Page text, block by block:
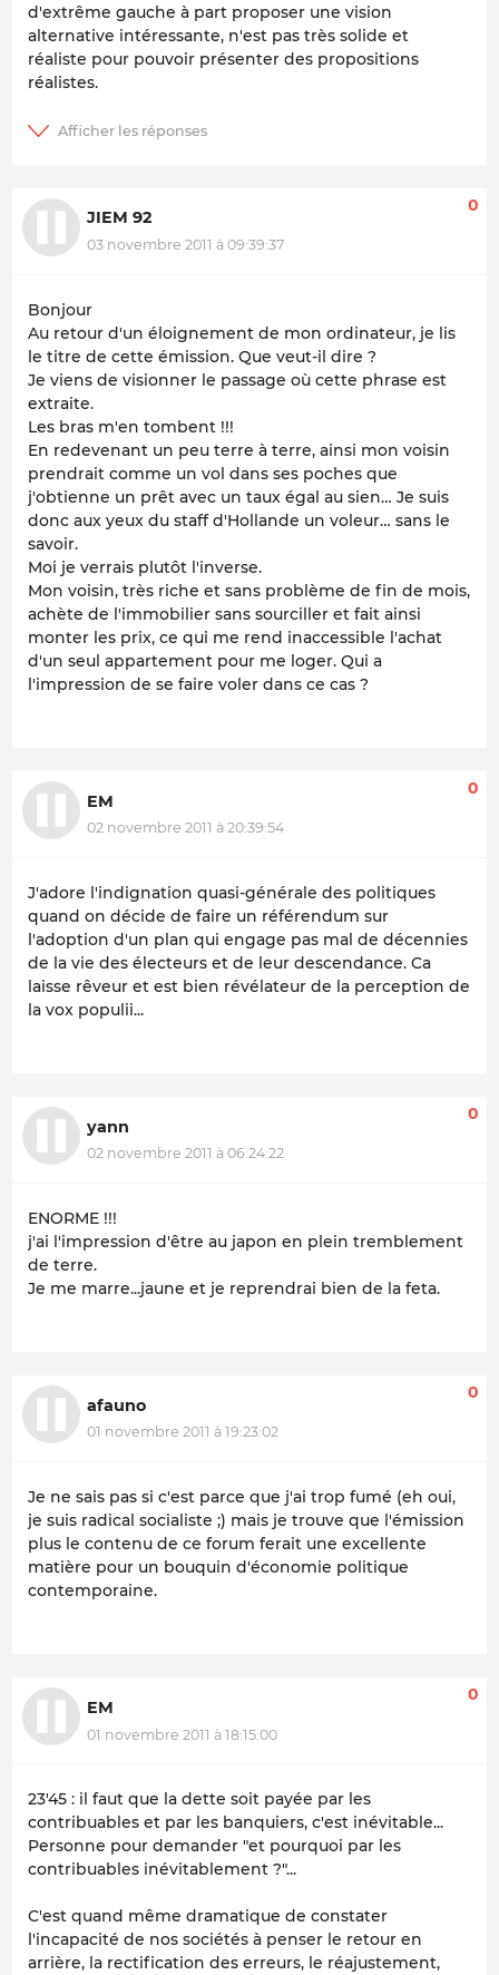
d'extrême gauche à part proposer une vision
alternative intéressante, n'est pas très solide et
réaliste pour pouvoir présenter des propositions
réalistes.
JIEM 92
03 novembre 2011 à 09:39:37
0
Bonjour
Au retour d'un éloignement de mon ordinateur, je lis
le titre de cette émission. Que veut-il dire ?
Je viens de visionner le passage où cette phrase est
extraite.
Les bras m'en tombent !!!
En redevenant un peu terre à terre, ainsi mon voisin
prendrait comme un vol dans ses poches que
j'obtienne un prêt avec un taux égal au sien… Je suis
donc aux yeux du staff d'Hollande un voleur… sans le
savoir.
Moi je verrais plutôt l'inverse.
Mon voisin, très riche et sans problème de fin de mois,
achète de l'immobilier sans sourciller et fait ainsi
monter les prix, ce qui me rend inaccessible l'achat
d'un seul appartement pour me loger. Qui a
l'impression de se faire voler dans ce cas ?
EM
02 novembre 2011 à 20:39:54
0
J'adore l'indignation quasi-générale des politiques
quand on décide de faire un référendum sur
l'adoption d'un plan qui engage pas mal de décennies
de la vie des électeurs et de leur descendance. Ca
laisse rêveur et est bien révélateur de la perception de
la vox populii...
yann
02 novembre 2011 à 06:24:22
0
ENORME !!!
j'ai l'impression d'être au japon en plein tremblement
de terre.
Je me marre...jaune et je reprendrai bien de la feta.
afauno
01 novembre 2011 à 19:23:02
0
Je ne sais pas si c'est parce que j'ai trop fumé (eh oui,
je suis radical socialiste ;) mais je trouve que l'émission
plus le contenu de ce forum ferait une excellente
matière pour un bouquin d'économie politique
contemporaine.
EM
01 novembre 2011 à 18:15:00
0
23'45 : il faut que la dette soit payée par les
contribuables et par les banquiers, c'est inévitable...
Personne pour demander "et pourquoi par les
contribuables inévitablement ?"...
C'est quand même dramatique de constater
l'incapacité de nos sociétés à penser le retour en
arrière, la rectification des erreurs, le réajustement,